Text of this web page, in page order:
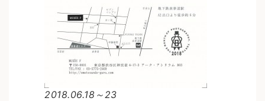
2018.06.18～23